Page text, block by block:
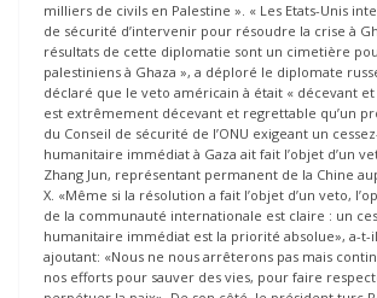
milliers de civils en Palestine ». « Les Etats-Unis
de sécurité d’intervenir pour résoudre la crise à
résultats de cette diplomatie sont un cimetière
palestiniens à Ghaza », a déploré le diplomate
déclaré que le veto américain à était « décevant
est extrêmement décevant et regrettable qu’un
du Conseil de sécurité de l’ONU exigeant un
humanitaire immédiat à Gaza ait fait l’objet d’un
Zhang Jun, représentant permanent de la Chine
X. «Même si la résolution a fait l’objet d’un veto,
de la communauté internationale est claire : un
humanitaire immédiat est la priorité absolue», a-t-
ajoutant: «Nous ne nous arrêterons pas mais
nos efforts pour sauver des vies, pour faire